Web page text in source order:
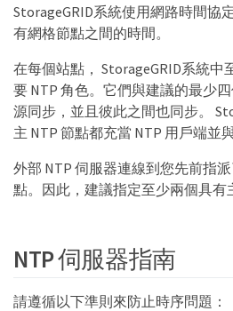
StorageGRID系統使用網路時間協
有網格節點之間的時間。
在每個站點， StorageGRID系統中
要 NTP 角色。它們與建議的最少
源同步，並且彼此之間也同步。
主 NTP 節點都充當 NTP 用戶端並
外部 NTP 伺服器連線到您先前指
點。因此，建議指定至少兩個具有
NTP 伺服器指南
請遵循以下準則來防止時序問題：